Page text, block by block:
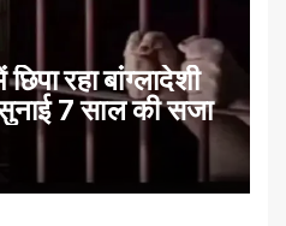
रहा बांग्लादेशी
7 साल की सजा